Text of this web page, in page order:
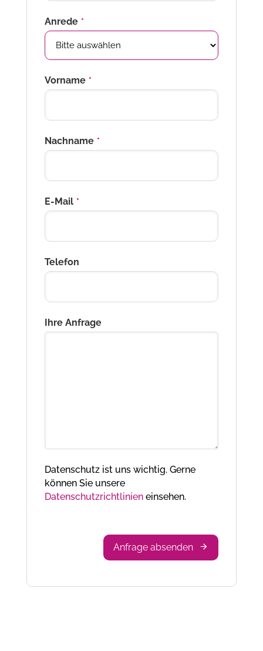
Anrede *
Vorname *
Nachname *
E-Mail *
Telefon
Ihre Anfrage
Datenschutz ist uns wichtig. Gerne
können Sie unsere
Datenschutzrichtlinieneinsehen.
Anfrage absenden
Email *